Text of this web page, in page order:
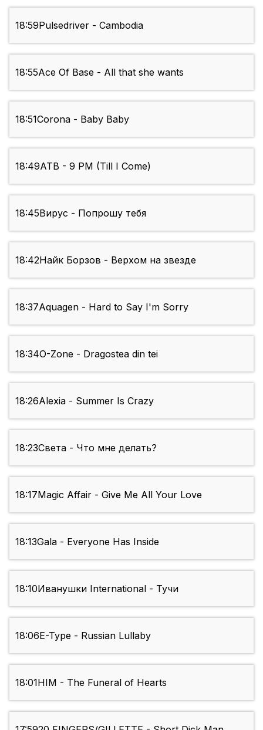
18:59Pulsedriver - Cambodia
18:55Ace Of Base - All that she wants
18:51Corona - Baby Baby
18:49ATB - 9 PM (Till I Come)
18:45Вирус - Попрошу тебя
18:42Найк Борзов - Верхом на звезде
18:37Aquagen - Hard to Say I'm Sorry
18:34O-Zone - Dragostea din tei
18:26Alexia - Summer Is Crazy
18:23Света - Что мне делать?
18:17Magic Affair - Give Me All Your Love
18:13Gala - Everyone Has Inside
18:10Иванушки International - Тучи
18:06E-Type - Russian Lullaby
18:01HIM - The Funeral of Hearts